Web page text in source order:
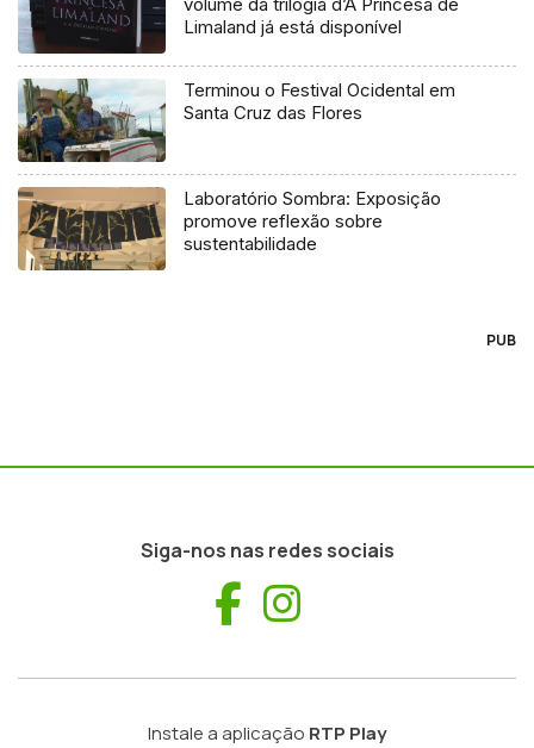
volume da trilogia d’A Princesa de
Limaland já está disponível
Terminou o Festival Ocidental em
Santa Cruz das Flores
Laboratório Sombra: Exposição
promove reflexão sobre
sustentabilidade
PUB
Siga-nos nas redes sociais
Facebook
Instale a aplicação RTP Play